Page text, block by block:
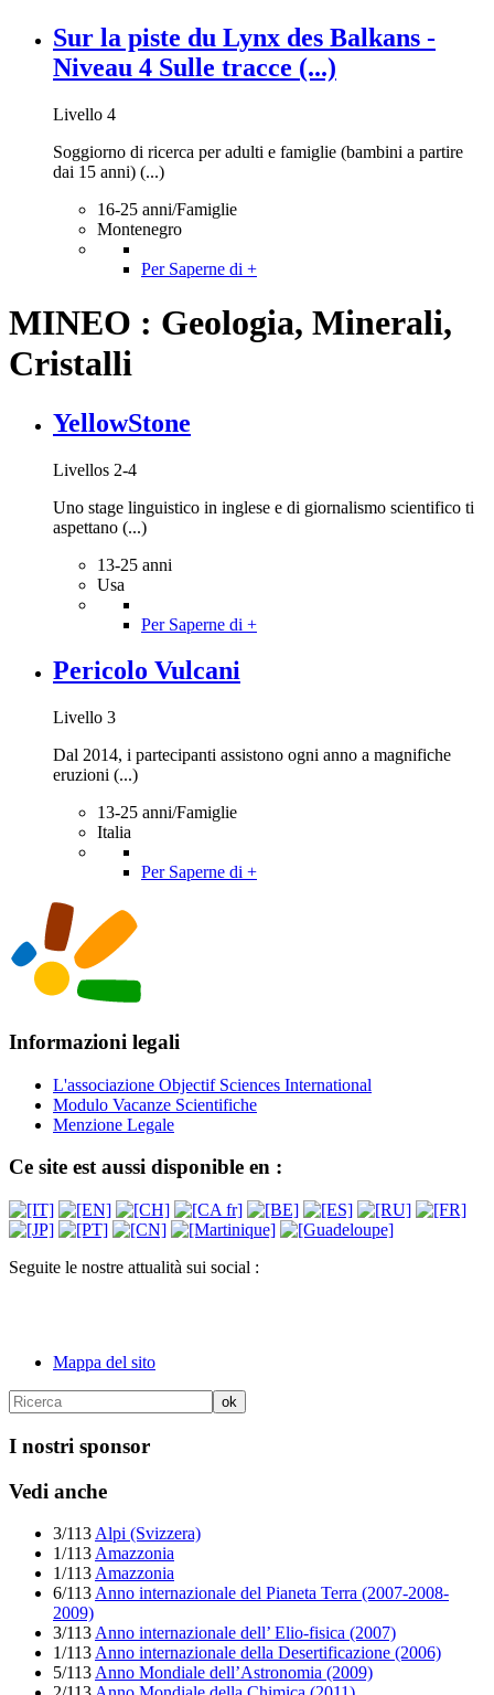
Sur la piste du Lynx des Balkans -
Niveau 4 Sulle tracce (...)
Livello 4
Soggiorno di ricerca per adulti e famiglie (bambini a partire
dai 15 anni) (...)
16-25 anni/Famiglie
Montenegro
Per Saperne di +
MINEO : Geologia, Minerali,
Cristalli
YellowStone
Livellos 2-4
Uno stage linguistico in inglese e di giornalismo scientifico ti
aspettano (...)
13-25 anni
Usa
Per Saperne di +
Pericolo Vulcani
Livello 3
Dal 2014, i partecipanti assistono ogni anno a magnifiche
eruzioni (...)
13-25 anni/Famiglie
Italia
Per Saperne di +
Informazioni legali
L'associazione Objectif Sciences International
Modulo Vacanze Scientifiche
Menzione Legale
Ce site est aussi disponible en :
Seguite le nostre attualità sui social :
Mappa del sito
I nostri sponsor
Vedi anche
3/113 Alpi (Svizzera)
1/113 Amazzonia
1/113 Amazzonia
6/113 Anno internazionale del Pianeta Terra (2007-2008-
2009)
3/113 Anno internazionale dell’ Elio-fisica (2007)
1/113 Anno internazionale della Desertificazione (2006)
5/113 Anno Mondiale dell’Astronomia (2009)